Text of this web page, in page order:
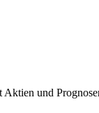
und